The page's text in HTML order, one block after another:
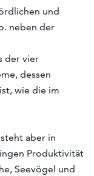
und
neben der
der vier
dessen
wie die im
aber in
Produktivität
Seevögel und